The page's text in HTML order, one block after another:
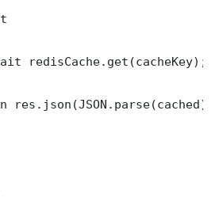
redisCache.get(cacheKey);